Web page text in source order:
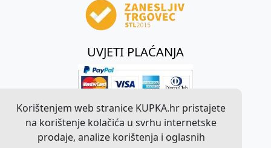
Korištenjem web stranice KUPKA.hr pristajete
na korištenje kolačića u svrhu internetske
prodaje, analize korištenja i oglasnih
UVJETI PLAĆANJA